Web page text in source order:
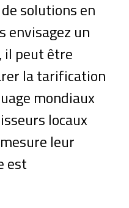
solutions en
envisagez un
peut être
la tarification
mondiaux
locaux
leur
est